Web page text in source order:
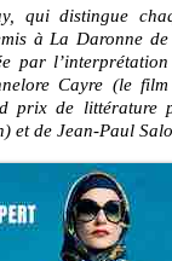
qui distingue
à La Daronne de
par
Cayre (le
prix de littérature
et de Jean-Paul